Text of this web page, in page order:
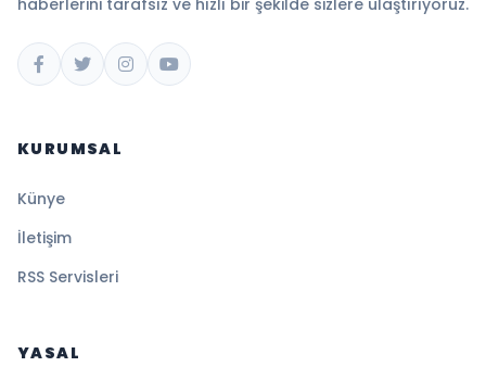
KURUMSAL
Künye
İletişim
RSS Servisleri
YASAL